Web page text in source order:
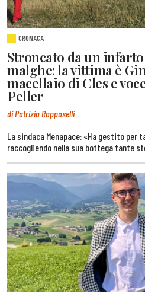
CRONACA
Stroncato da un
malghe: la vittima è
macellaio di Cles e
Peller
di Patrizia Rapposelli
La sindaca Menapace: «Ha gestito per
raccogliendo nella sua bottega tante